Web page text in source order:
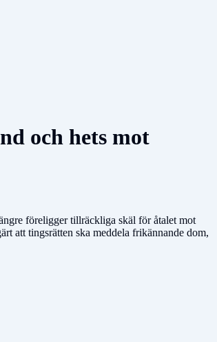
och hets mot
föreligger tillräckliga skäl för åtalet mot
att tingsrätten ska meddela frikännande dom,